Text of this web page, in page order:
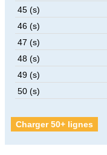
45 (s)
46 (s)
47 (s)
48 (s)
49 (s)
50 (s)
Charger 50+ lignes